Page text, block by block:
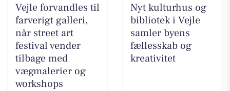
Vejle forvandles til
farverigt galleri,
når street art
festival vender
tilbage med
vægmalerier og
workshops
Nyt kulturhus og
bibliotek i Vejle
samler byens
fællesskab og
kreativitet